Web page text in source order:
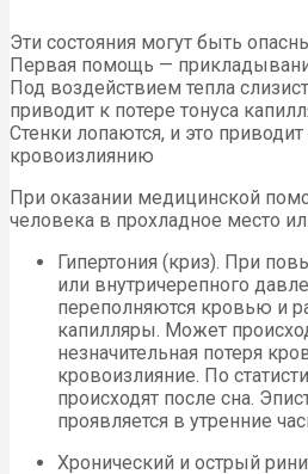
Эти состояния могут быть
Первая помощь —
Под воздействием тепла
приводит к потере тонуса
Стенки лопаются, и это
кровоизлиянию
При оказании медицинской
человека в прохладное место
Гипертония (криз). При
или внутричерепного
переполняются кровью и
капилляры. Может
незначительная потеря
кровоизлияние. По
происходят после сна.
проявляется в утренние
Хронический и острый